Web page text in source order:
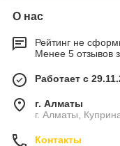
О нас
Рейтинг не
Менее 5 отзывов
Работает с
г. Алматы
г. Алматы,
Контакты